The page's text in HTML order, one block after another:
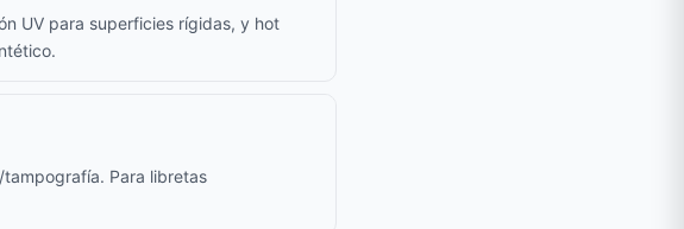
UV para superficies rígidas, y hot
Para libretas